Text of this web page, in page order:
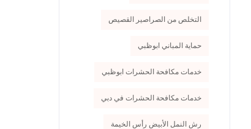
التخلص من الصراصير القصيص
حماية المباني ابوظبي
خدمات مكافحة الحشرات ابوظبي
خدمات مكافحة الحشرات في دبي
رش النمل الأبيض رأس الخيمة